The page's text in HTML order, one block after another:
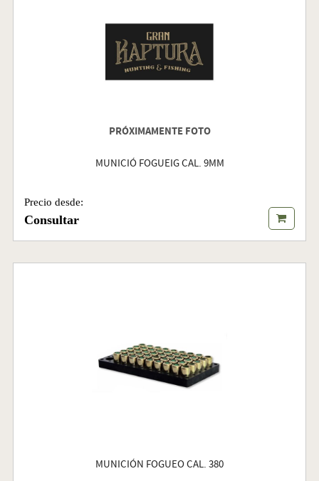
PRÓXIMAMENTE FOTO
MUNICIÓ FOGUEIG CAL. 9MM
Precio desde:
Consultar
MUNICIÓN FOGUEO CAL. 380